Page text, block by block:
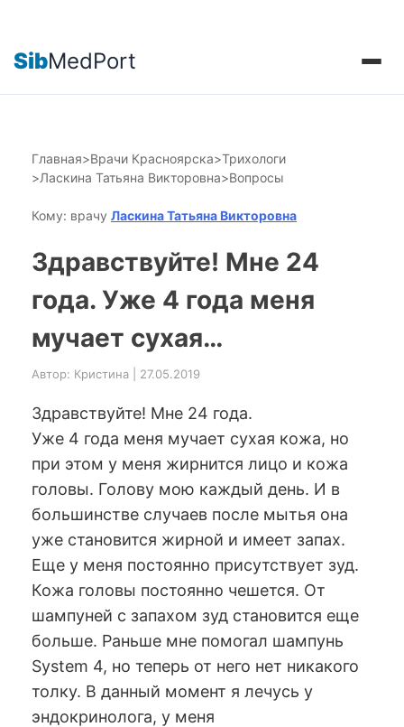
SibMedPort
Главная>Врачи Красноярска>Трихологи
>Ласкина Татьяна Викторовна>Вопросы
Кому: врачу Ласкина Татьяна Викторовна
Здравствуйте! Мне 24
года. Уже 4 года меня
мучает сухая…
Автор: Кристина | 27.05.2019
Здравствуйте! Мне 24 года.
Уже 4 года меня мучает сухая кожа, но
при этом у меня жирнится лицо и кожа
головы. Голову мою каждый день. И в
большинстве случаев после мытья она
уже становится жирной и имеет запах.
Еще у меня постоянно присутствует зуд.
Кожа головы постоянно чешется. От
шампуней с запахом зуд становится еще
больше. Раньше мне помогал шампунь
System 4, но теперь от него нет никакого
толку. В данный момент я лечусь у
эндокринолога, у меня